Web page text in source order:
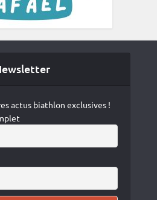
actus biathlon exclusives !